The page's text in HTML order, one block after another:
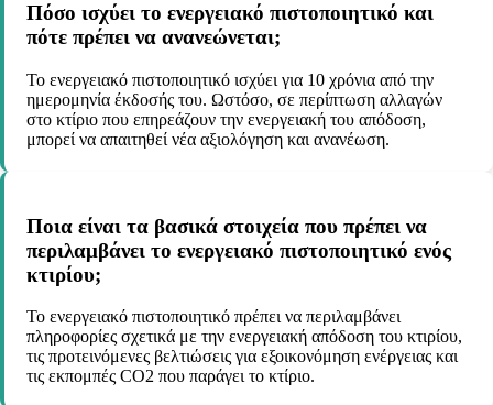
Πόσο ισχύει το ενεργειακό πιστοποιητικό και
πότε πρέπει να ανανεώνεται;
Το ενεργειακό πιστοποιητικό ισχύει για 10 χρόνια από την
ημερομηνία έκδοσής του. Ωστόσο, σε περίπτωση αλλαγών
στο κτίριο που επηρεάζουν την ενεργειακή του απόδοση,
μπορεί να απαιτηθεί νέα αξιολόγηση και ανανέωση.
Ποια είναι τα βασικά στοιχεία που πρέπει να
περιλαμβάνει το ενεργειακό πιστοποιητικό ενός
κτιρίου;
Το ενεργειακό πιστοποιητικό πρέπει να περιλαμβάνει
πληροφορίες σχετικά με την ενεργειακή απόδοση του κτιρίου,
τις προτεινόμενες βελτιώσεις για εξοικονόμηση ενέργειας και
τις εκπομπές CO2 που παράγει το κτίριο.